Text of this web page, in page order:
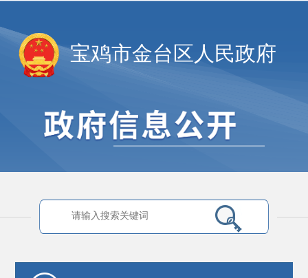
宝鸡市金台区人民政府